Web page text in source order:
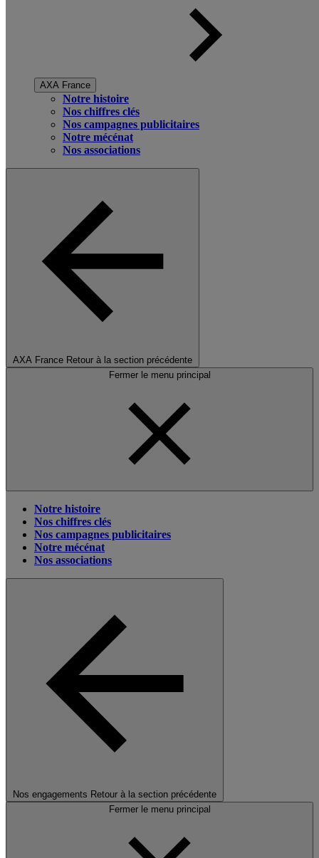
AXA France
Notre histoire
Nos chiffres clés
Nos campagnes publicitaires
Notre mécénat
Nos associations
AXA France Retour à la section précédente
Fermer le menu principal
Notre histoire
Nos chiffres clés
Nos campagnes publicitaires
Notre mécénat
Nos associations
Nos engagements Retour à la section précédente
Fermer le menu principal